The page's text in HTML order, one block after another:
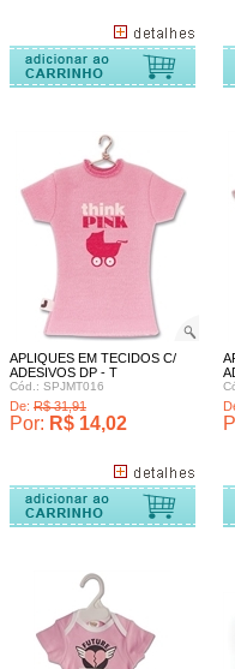
Comprar
APLIQUES EM TECIDOS C/
ADESIVOS DP - T
Cód.: SPJMT016
De: R$ 31,91
Por: R$ 14,02
Comprar